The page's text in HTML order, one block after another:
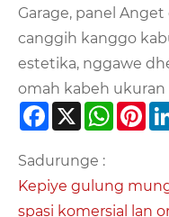
Garage, panel
canggih kanggo
estetika, nggawe
omah kabeh ukuran
Facebook
X
Sadurunge :
Kepiye gulung
spasi komersial lan